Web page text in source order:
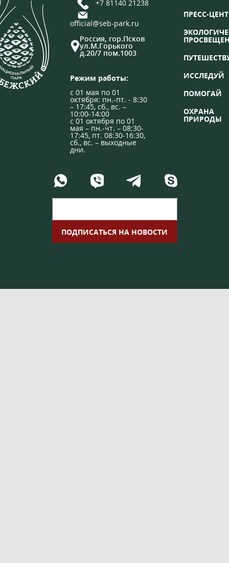
+7 81140 21238
official@seb-park.ru
Россия, гор.Псков
ул.М.Горького
д.20/7 пом.1003
Режим работы:
с 01 мая по 01
октября: пн.-пт. - 8:30
– 17:45, сб., вс. –
10:00-14:00
с 01 октября по 01
мая – пн.-чт. – 08:30-
17:45, пт. 08:30-16:30,
сб., вс. – выходные
дни.
ПРЕСС-
ИССЛЕДУЙ
ПОМОГАЙ
ОХРАНА
ПРИРОДЫ